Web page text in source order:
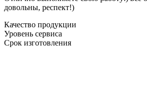
довольны, респект!)
Качество продукции
Уровень сервиса
Срок изготовления